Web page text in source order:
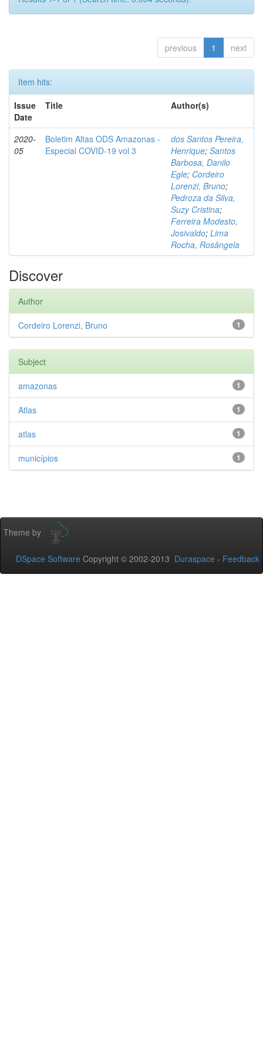
previous 1 next
Item hits:
Issue
Date
Title Author(s)
2020-
05
Boletim Altas ODS Amazonas -
Especial COVID-19 vol 3
dos Santos Pereira,
Henrique; Santos
Barbosa, Danilo
Egle; Cordeiro
Lorenzi, Bruno;
Pedroza da Silva,
Suzy Cristina;
Ferreira Modesto,
Josivaldo; Lima
Rocha, Rosângela
Discover
Author
1
Cordeiro Lorenzi, Bruno
Subject
1
amazonas
1
Atlas
1
atlas
1
municípios
Theme by
DSpace Software Copyright © 2002-2013 Duraspace - Feedback